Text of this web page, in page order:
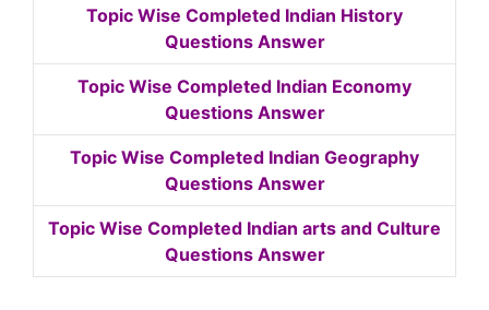
Topic Wise Completed Indian History
Questions Answer
Topic Wise Completed Indian Economy
Questions Answer
Topic Wise Completed Indian Geography
Questions Answer
Topic Wise Completed Indian arts and Culture
Questions Answer